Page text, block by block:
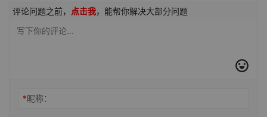
评论问题之前， 点击我，能帮你解决大部分问题
*昵称：